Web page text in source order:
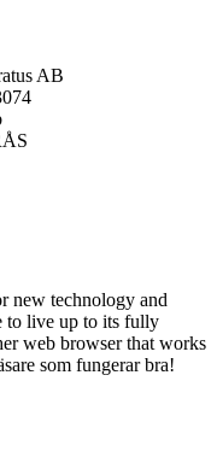
AB
new technology and
to live up to its fully
web browser that works
som fungerar bra!